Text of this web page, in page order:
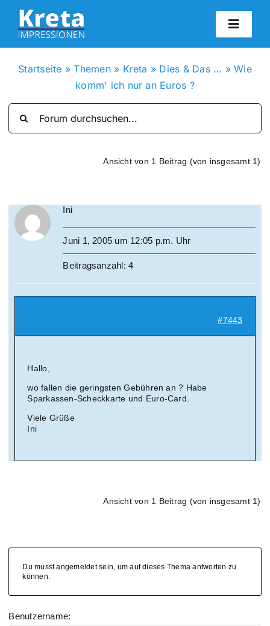
Zum
Inhalt
springen
Suche
Startseite »Themen» Kreta » Dies & Das … »Wie
komm' ich nur an Euros ?
Ansicht von 1 Beitrag (von insgesamt 1)
Ini
Juni 1, 2005 um 12:05 p.m. Uhr
Beitragsanzahl: 4
#7443
Hallo,
wo fallen die geringsten Gebühren an ? Habe
Sparkassen-Scheckkarte und Euro-Card.
Viele Grüße
Ini
Ansicht von 1 Beitrag (von insgesamt 1)
Du musst angemeldet sein, um auf dieses Thema antworten zu
können.
Benutzername: